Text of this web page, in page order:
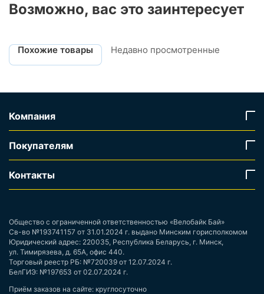
Возможно, вас это заинтересует
Похожие товары Недавно просмотренные
Компания
Покупателям
Контакты
Общество с ограниченной ответственностью «Велобайк Бай»
Св-во №193741157 от 31.01.2024 г. выдано Минским горисполкомом
Юридический адрес: 220035, Республика Беларусь, г. Минск,
ул. Тимирязева, д. 65А, офис 440.
Торговый реестр РБ: №720039 от 12.07.2024 г.
БелГИЭ: №197653 от 02.07.2024 г.
Приём заказов на сайте: круглосуточно